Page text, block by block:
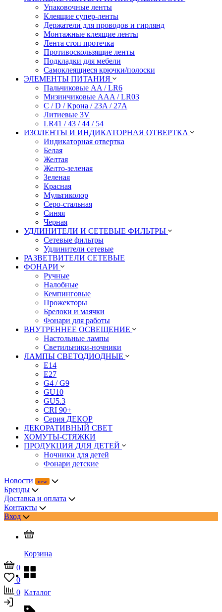
Упаковочные ленты
Клеящие супер-ленты
Держатели для проводов и гирлянд
Монтажные клеящие ленты
Лента стоп протечка
Противоскользящие ленты
Подкладки для мебели
Самоклеящиеся крючки/полоски
ЭЛЕМЕНТЫ ПИТАНИЯ
Пальчиковые AA / LR6
Мизинчиковые AAA / LR03
C / D / Крона / 23A / 27A
Литиевые 3V
LR41 / 43 / 44 / 54
ИЗОЛЕНТЫ И ИНДИКАТОРНАЯ ОТВЕРТКА
Индикаторная отвертка
Белая
Желтая
Желто-зеленая
Зеленая
Красная
Мультиколор
Серо-стальная
Синяя
Черная
УДЛИНИТЕЛИ И СЕТЕВЫЕ ФИЛЬТРЫ
Сетевые фильтры
Удлинители сетевые
РАЗВЕТВИТЕЛИ СЕТЕВЫЕ
ФОНАРИ
Ручные
Налобные
Кемпинговые
Прожекторы
Брелоки и маячки
Фонари для работы
ВНУТРЕННЕЕ ОСВЕЩЕНИЕ
Настольные лампы
Светильники-ночники
ЛАМПЫ СВЕТОДИОДНЫЕ
E14
E27
G4 / G9
GU10
GU5.3
CRI 90+
Серия ДЕКОР
ДЕКОРАТИВНЫЙ СВЕТ
ХОМУТЫ-СТЯЖКИ
ПРОДУКЦИЯ ДЛЯ ДЕТЕЙ
Ночники для детей
Фонари детские
Новости
Бренды
Доставка и оплата
Контакты
Вход
Корзина
Каталог
0
0
0